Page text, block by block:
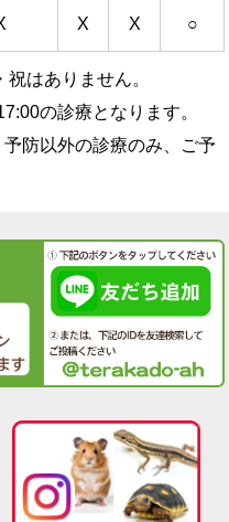
X X ○
はありません。
の診療となります。
防以外の診療のみ、ご予